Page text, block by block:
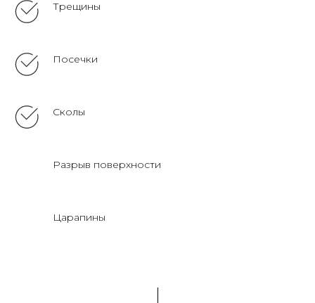
Трещины
Посечки
Сколы
Разрыв поверхности
Царапины